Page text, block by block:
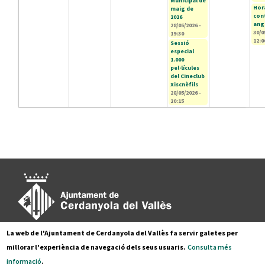
maig de
2026
28/05/2026 -
19:30
Sessió
especial
1.000
pel·lícules
del Cineclub
Xiscnèfils
28/05/2026 -
20:15
30/
Pl. Francesc Layret, s/n
08290 Cerdanyola del Vallès,
La web de l'Ajuntament de Cerdanyola del Vallès fa servir galetes per
millorar l'experiència de navegació dels seus usuaris. Consulta més
informació.